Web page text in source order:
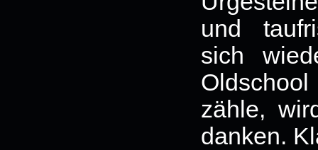
und
sich
Oldschool
zähle,
danken.